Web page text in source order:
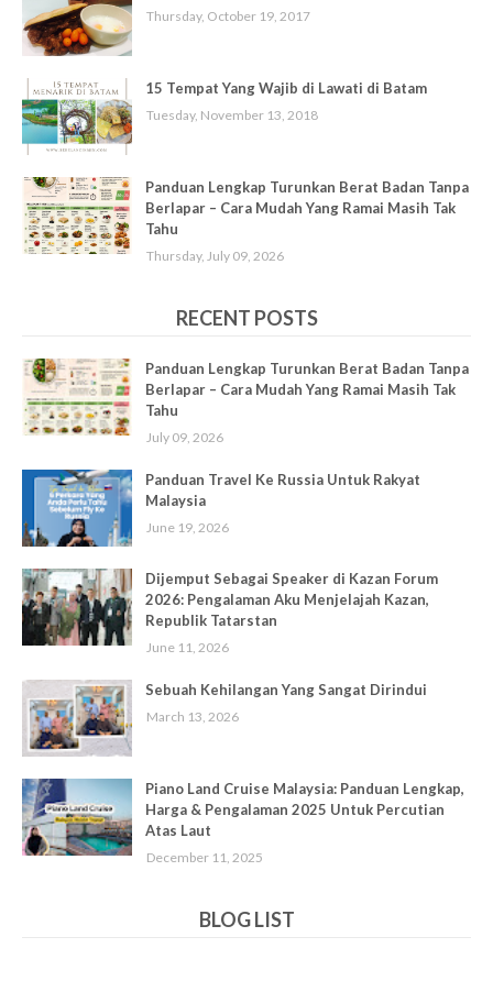
Thursday, October 19, 2017
15 Tempat Yang Wajib di Lawati di Batam
Tuesday, November 13, 2018
Panduan Lengkap Turunkan Berat Badan Tanpa
Berlapar – Cara Mudah Yang Ramai Masih Tak
Tahu
Thursday, July 09, 2026
RECENT POSTS
Panduan Lengkap Turunkan Berat Badan Tanpa
Berlapar – Cara Mudah Yang Ramai Masih Tak
Tahu
July 09, 2026
Panduan Travel Ke Russia Untuk Rakyat
Malaysia
June 19, 2026
Dijemput Sebagai Speaker di Kazan Forum
2026: Pengalaman Aku Menjelajah Kazan,
Republik Tatarstan
June 11, 2026
Sebuah Kehilangan Yang Sangat Dirindui
March 13, 2026
Piano Land Cruise Malaysia: Panduan Lengkap,
Harga & Pengalaman 2025 Untuk Percutian
Atas Laut
December 11, 2025
BLOG LIST